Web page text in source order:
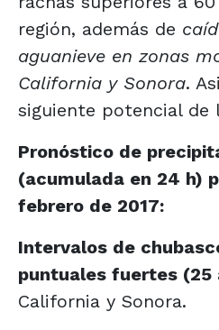
región, además de
aguanieve en zonas
California y Sonora.
siguiente potencial de
Pronóstico de
(acumulada en 24 h)
febrero de 2017:
Intervalos de
puntuales fuertes (25
California y Sonora.